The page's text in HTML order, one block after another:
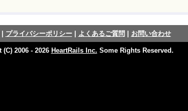
プライバシーポリシー| よくあるご質問 | お問い合わせ
2006 - 2026 HeartRails Inc. Some Rights Reserved.